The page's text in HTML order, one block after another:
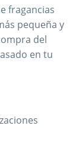
fragancias
pequeña y
del
en tu